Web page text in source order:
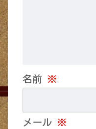
名前 ※
メール ※